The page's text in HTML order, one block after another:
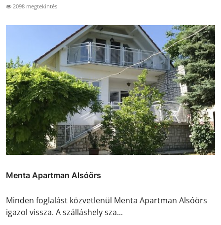
2098 megtekintés
Menta Apartman Alsóörs
Minden foglalást közvetlenül Menta Apartman Alsóörs
igazol vissza. A szálláshely sza...